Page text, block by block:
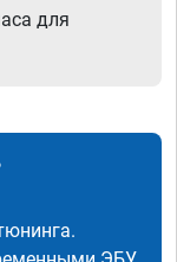
для